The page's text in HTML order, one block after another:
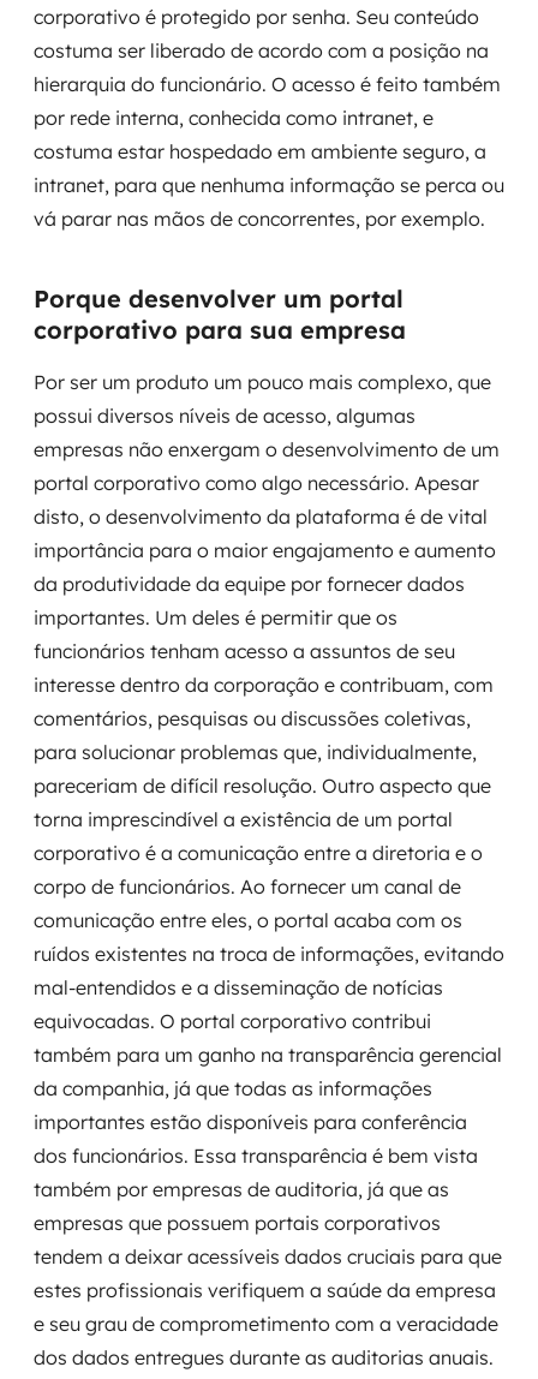
Billing Cloud
Gestão de infraestrutura
Escalar com segurança
Pentest
MSS
Consultoria de segurança
Simulação de Phishing
Segurança de aplicações e Cloud
corporativo é protegido por senha. Seu conteúdo
costuma ser liberado de acordo com a posição na
hierarquia do funcionário. O acesso é feito também
por rede interna, conhecida como intranet, e
costuma estar hospedado em ambiente seguro, a
intranet, para que nenhuma informação se perca ou
vá parar nas mãos de concorrentes, por exemplo.
Porque desenvolver um portal
corporativo para sua empresa
Por ser um produto um pouco mais complexo, que
possui diversos níveis de acesso, algumas
empresas não enxergam o desenvolvimento de um
portal corporativo como algo necessário. Apesar
disto, o desenvolvimento da plataforma é de vital
importância para o maior engajamento e aumento
da produtividade da equipe por fornecer dados
importantes. Um deles é permitir que os
funcionários tenham acesso a assuntos de seu
interesse dentro da corporação e contribuam, com
comentários, pesquisas ou discussões coletivas,
para solucionar problemas que, individualmente,
pareceriam de difícil resolução. Outro aspecto que
torna imprescindível a existência de um portal
corporativo é a comunicação entre a diretoria e o
corpo de funcionários. Ao fornecer um canal de
comunicação entre eles, o portal acaba com os
ruídos existentes na troca de informações, evitando
mal-entendidos e a disseminação de notícias
equivocadas. O portal corporativo contribui
também para um ganho na transparência gerencial
da companhia, já que todas as informações
importantes estão disponíveis para conferência
dos funcionários. Essa transparência é bem vista
também por empresas de auditoria, já que as
empresas que possuem portais corporativos
tendem a deixar acessíveis dados cruciais para que
estes profissionais verifiquem a saúde da empresa
e seu grau de comprometimento com a veracidade
dos dados entregues durante as auditorias anuais.